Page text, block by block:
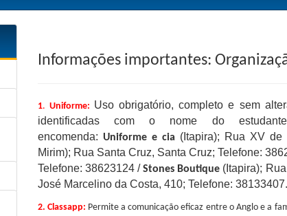
Informações importantes:
1. Uniforme: Uso obrigatório, completo e sem
identificadas com o nome do estudante.
encomenda: Uniforme e cia (Itapira); Rua XV
Mirim); Rua Santa Cruz, Santa Cruz; Telefone:
Telefone: 38623124 /Stones Boutique (Itapira);
José Marcelino da Costa, 410; Telefone: 38133407.
2. Classapp: Permite a comunicação eficaz entre o Anglo e a